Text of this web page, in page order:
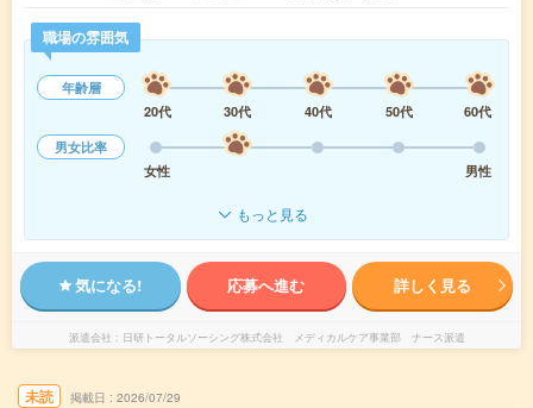
職場の雰囲気
年齢層
20代
30代 40代 50代
60代
男女比率
女性
男性
もっと見る
気になる! 応募へ進む 詳しく見る
派遣会社 日研トータルソーシング株式会社 メディカルケア事業部 ナース派遣
未読 掲載日 2026/07/29